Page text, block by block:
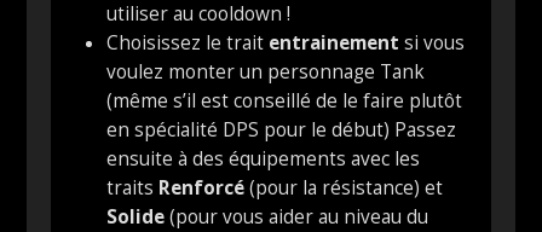
utiliser au cooldown !
Choisissez le trait entrainementsi vous
voulez monter un personnage Tank
(même s’il est conseillé de le faire plutôt
en spécialité DPS pour le début) Passez
ensuite à des équipements avec les
traits Renforcé(pour la résistance) et
Solide(pour vous aider au niveau du